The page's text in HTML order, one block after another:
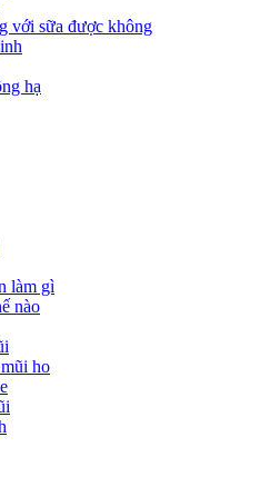
với sữa được không
hạ
làm gì
nào
ho